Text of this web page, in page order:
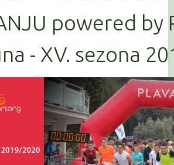
powered by
- XV. sezona